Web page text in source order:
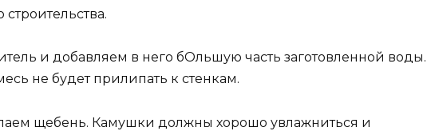
и добавляем в него бОльшую часть заготовленной воды.
не будет прилипать к стенкам.
щебень. Камушки должны хорошо увлажниться и